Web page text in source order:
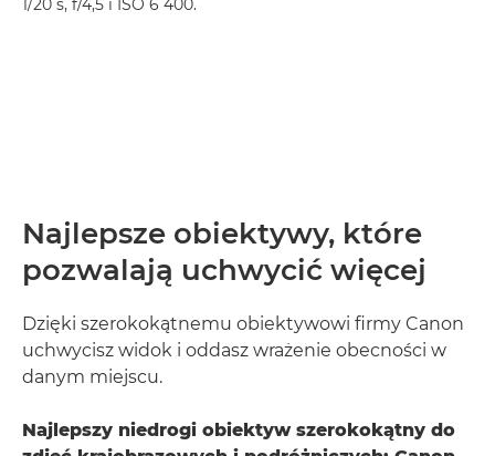
Najlepsze obiektywy, które
pozwalają uchwycić więcej
Dzięki szerokokątnemu obiektywowi firmy Canon
uchwycisz widok i oddasz wrażenie obecności w
danym miejscu.
Najlepszy niedrogi obiektyw szerokokątny do